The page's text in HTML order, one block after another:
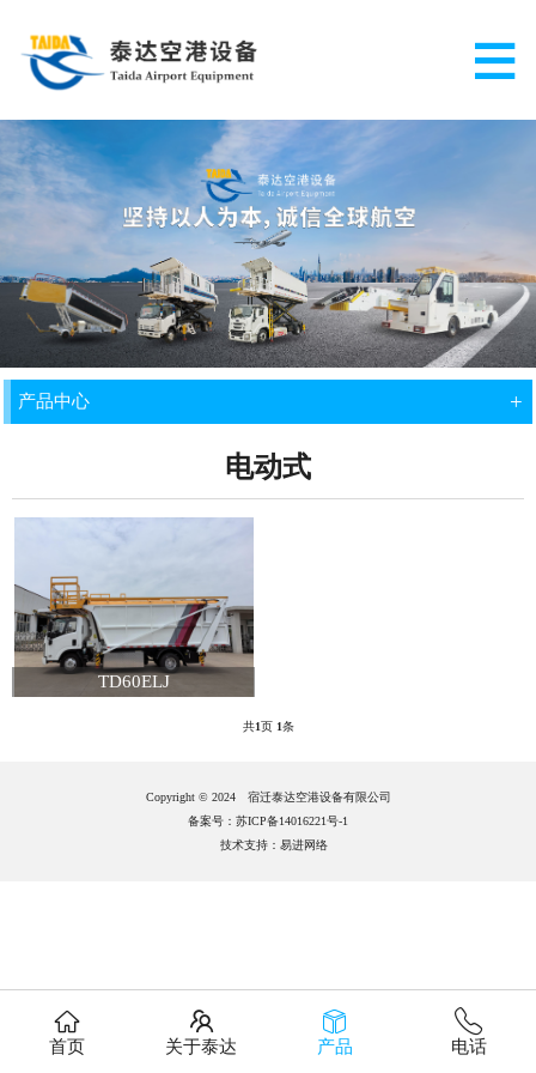
产品中心 +
电动式
TD60ELJ
共1页 1条
Copyright © 2024 宿迁泰达空港设备有限公司
备案号：苏ICP备14016221号-1
技术支持： 易进网络
首页 关于泰达 产品 电话